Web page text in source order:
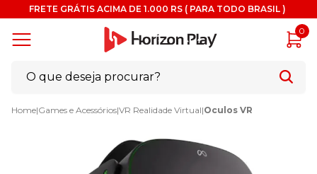
FRETE GRÁTIS ACIMA DE 1.000 RS ( PARA TODO BRASIL )
0
Home|Games e Acessórios|VR Realidade Virtual|Oculos VR